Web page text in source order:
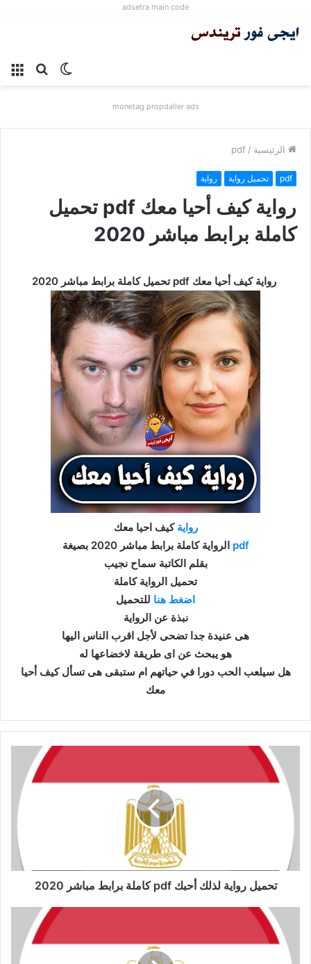
adsetra main code
بحث الوضع
monetag propdaller ads
الرئيسية /
pdf
pdf تحميل رواية رواية
رواية كيف أحيا معك pdf تحميل
كاملة برابط مباشر 2020
رواية كيف أحيا معك pdf تحميل كاملة برابط مباشر 2020
رواية كيف احيا معك
pdf الرواية كاملة برابط مباشر 2020 بصيغة
بقلم الكاتبة سماح نجيب
تحميل الرواية كاملة
اضغط هنا للتحميل
نبذة عن الرواية
هى عنيدة جدا تضحى لأجل اقرب الناس اليها
هو يبحث عن اى طريقة لاخضاعها له
هل سيلعب الحب دورا في حياتهم ام ستبقى هى تسأل كيف أحيا
معك
تحميل رواية لذلك أحبك pdf كاملة برابط مباشر 2020